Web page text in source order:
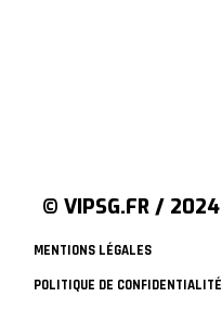
© VIPSG.FR / 2024
MENTIONS LÉGALES
POLITIQUE DE CONFIDENTIALITÉ